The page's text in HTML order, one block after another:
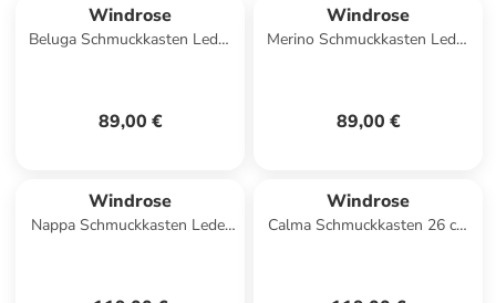
Windrose
Beluga Schmuckkasten Leder
89,00 €
Windrose
Merino Schmuckkasten Leder
89,00 €
Windrose
Nappa Schmuckkasten Leder
Windrose
Calma Schmuckkasten 26 cm